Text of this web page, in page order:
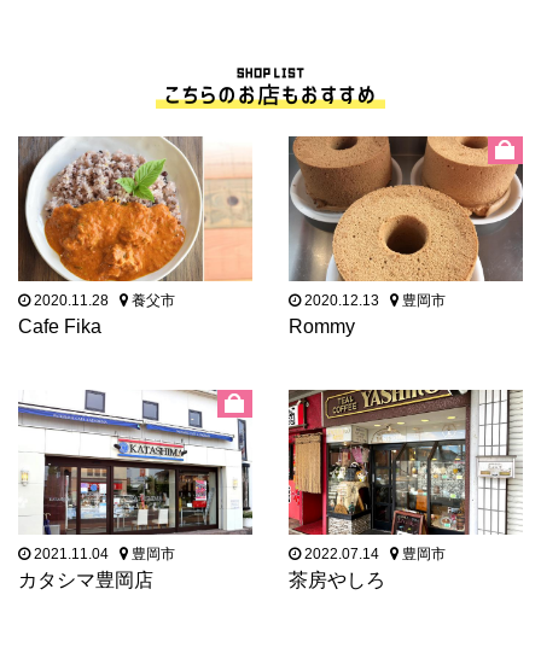
2020.11.28 養父市
Cafe Fika
2020.12.13 豊岡市
Rommy
2021.11.04 豊岡市
カタシマ豊岡店
2022.07.14 豊岡市
茶房やしろ